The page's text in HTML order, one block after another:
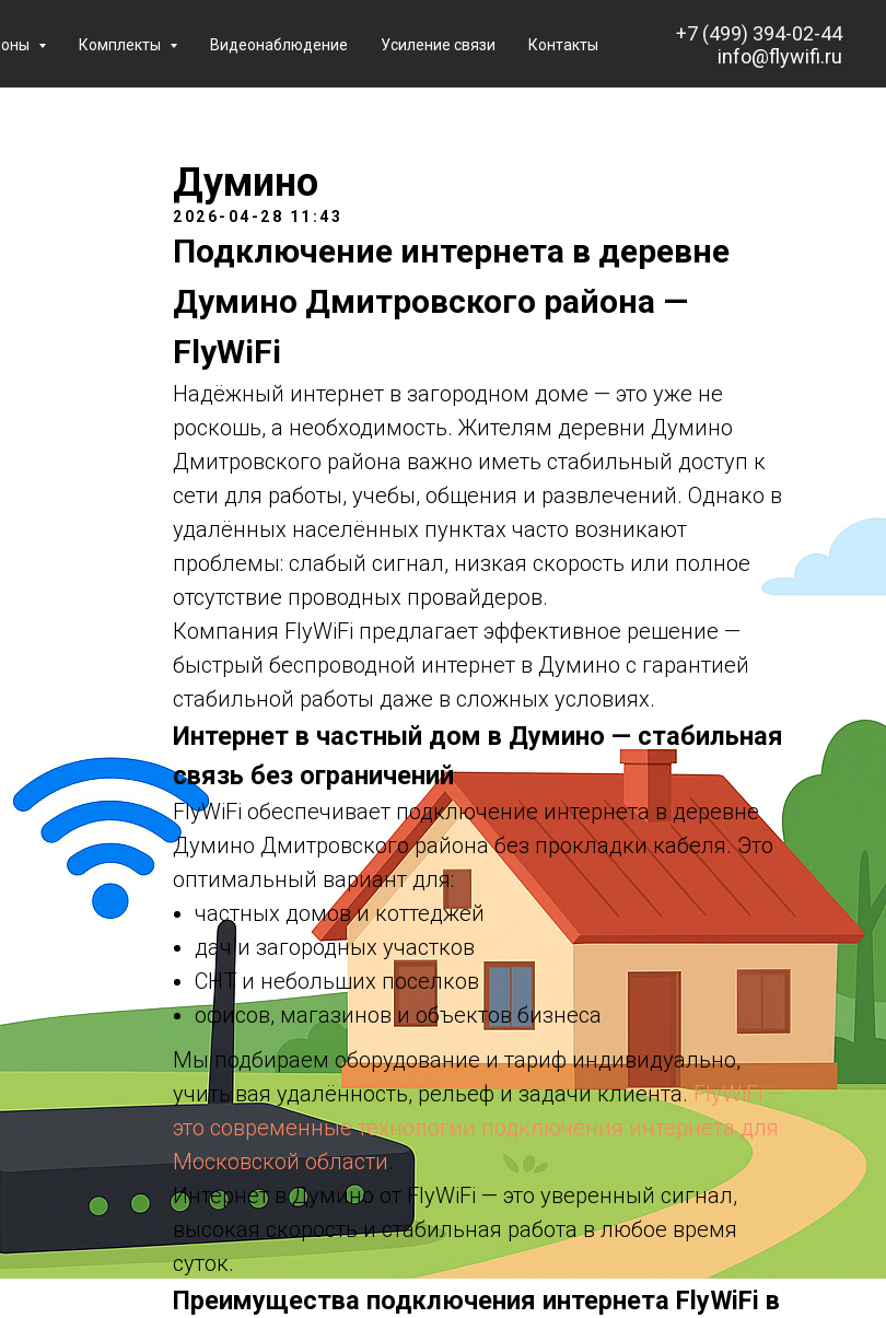
Комплекты Видеонаблюдение Усиление связи Контакты
+7 (499) 394-02-44
info@flywifi.ru
Думино
2026-04-28 11:43
Подключение интернета в деревне
Думино Дмитровского района —
FlyWiFi
Надёжный интернет в загородном доме — это уже не
роскошь, а необходимость. Жителям деревни Думино
Дмитровского района важно иметь стабильный доступ к
сети для работы, учебы, общения и развлечений. Однако в
удалённых населённых пунктах часто возникают
проблемы: слабый сигнал, низкая скорость или полное
отсутствие проводных провайдеров.
Компания FlyWiFi предлагает эффективное решение —
быстрый беспроводной интернет в Думино с гарантией
стабильной работы даже в сложных условиях.
Интернет в частный дом в Думино — стабильная
связь без ограничений
FlyWiFi обеспечивает подключение интернета в деревне
Думино Дмитровского района без прокладки кабеля. Это
оптимальный вариант для:
частных домов и коттеджей
дач и загородных участков
СНТ и небольших поселков
офисов, магазинов и объектов бизнеса
Мы подбираем оборудование и тариф индивидуально,
учитывая удалённость, рельеф и задачи клиента.FlyWiFi —
это современные технологии подключения интернета для
Московской области.
Интернет в Думино от FlyWiFi — это уверенный сигнал,
высокая скорость и стабильная работа в любое время
суток.
Преимущества подключения интернета FlyWiFi в